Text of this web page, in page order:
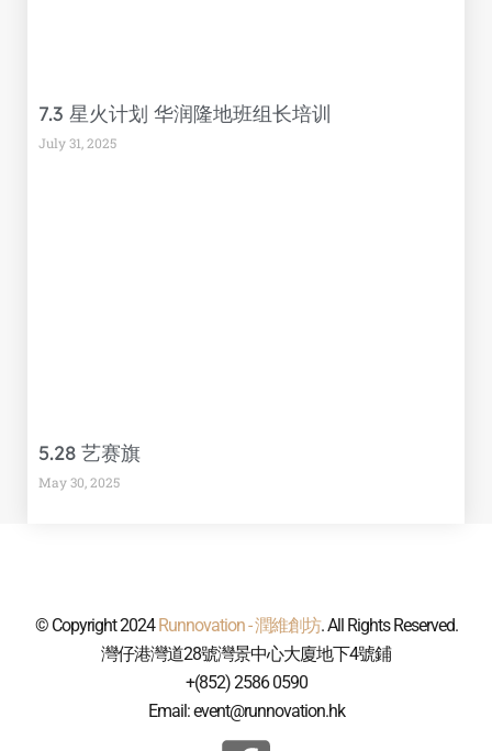
7.3 星火计划 华润隆地班组长培训
July 31, 2025
5.28 艺赛旗
May 30, 2025
© Copyright 2024Runnovation - 潤維創坊. All Rights Reserved.
灣仔港灣道28號灣景中心大廈地下4號鋪
+(852) 2586 0590
Email: event@runnovation.hk